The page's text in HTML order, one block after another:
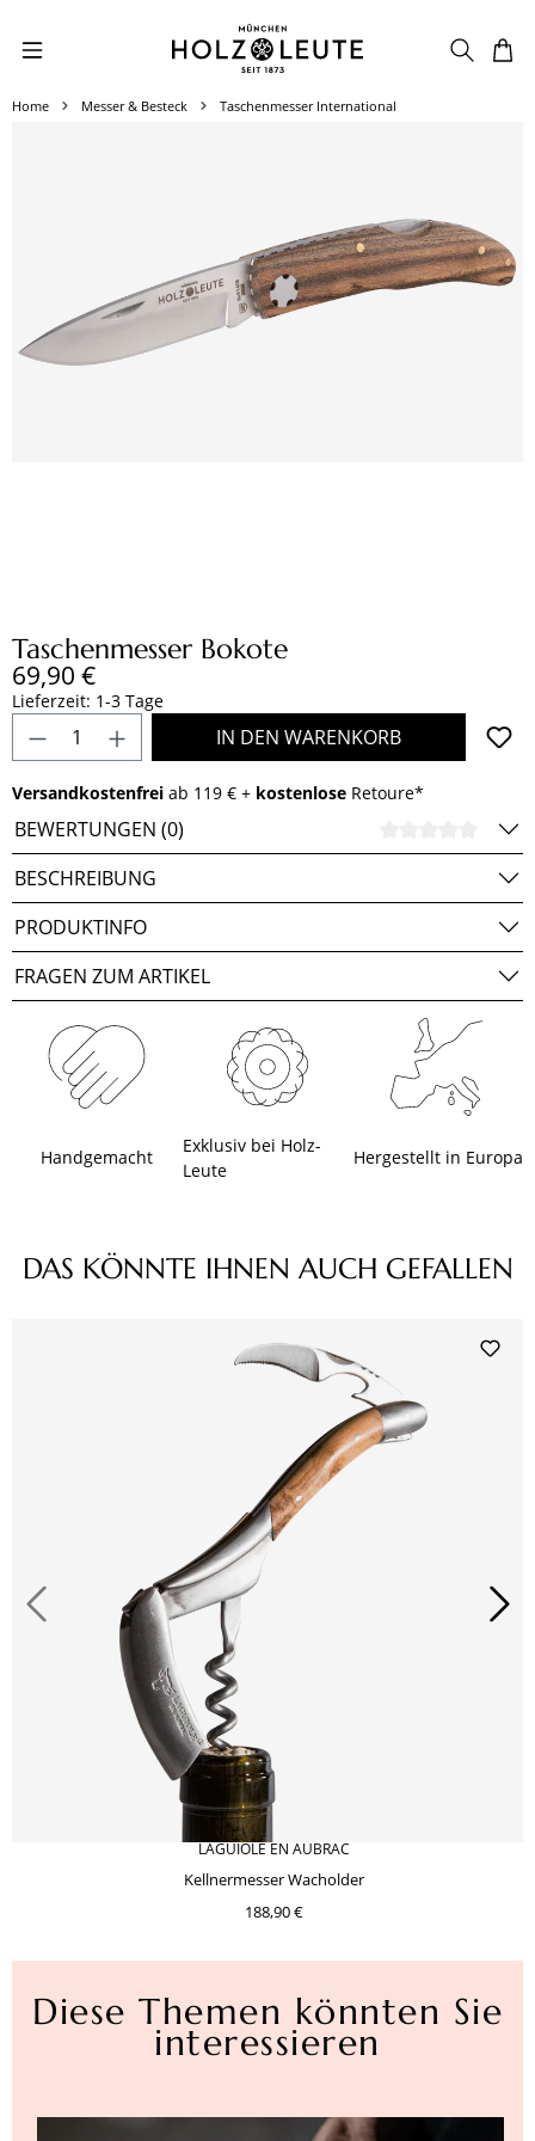
Zum Hauptinhalt springen
Home Messer & Besteck Taschenmesser International
Taschenmesser Bokote
Regulärer Preis:
69,90 €
Lieferzeit: 1-3 Tage
Produkt Anzahl: Gib den gewünschten
IN DEN WARENKORB
Versandkostenfrei ab 119 € + kostenlose Retoure*
BEWERTUNGEN (0)
BESCHREIBUNG
PRODUKTINFO
FRAGEN ZUM ARTIKEL
Handgemacht
Exklusiv bei Holz-
Leute
Hergestellt in Europa
Produktgalerie überspringen
DAS KÖNNTE IHNEN AUCH GEFALLEN
LAGUIOLE EN AUBRAC
Kellnermesser Wacholder
188,90 €
Diese Themen könnten Sie
interessieren